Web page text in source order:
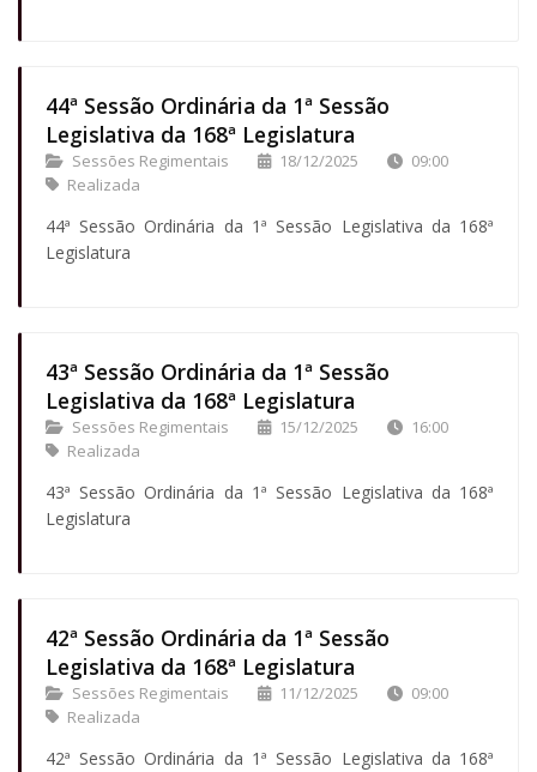
44ª Sessão Ordinária da 1ª Sessão
Legislativa da 168ª Legislatura
Sessões Regimentais 18/12/2025
09:00
Realizada
44ª Sessão Ordinária da 1ª Sessão Legislativa da 168ª
Legislatura
43ª Sessão Ordinária da 1ª Sessão
Legislativa da 168ª Legislatura
Sessões Regimentais 15/12/2025
16:00
Realizada
43ª Sessão Ordinária da 1ª Sessão Legislativa da 168ª
Legislatura
42ª Sessão Ordinária da 1ª Sessão
Legislativa da 168ª Legislatura
Sessões Regimentais 11/12/2025
09:00
Realizada
42ª Sessão Ordinária da 1ª Sessão Legislativa da 168ª